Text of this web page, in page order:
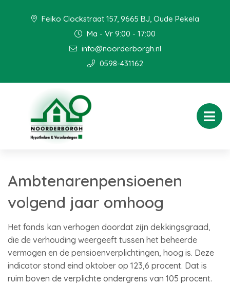
Feiko Clockstraat 157, 9665 BJ, Oude Pekela
Ma - Vr 9:00 - 17:00
info@noorderborgh.nl
0598-431162
Ambtenarenpensioenen
volgend jaar omhoog
Het fonds kan verhogen doordat zijn dekkingsgraad,
die de verhouding weergeeft tussen het beheerde
vermogen en de pensioenverplichtingen, hoog is. Deze
indicator stond eind oktober op 123,6 procent. Dat is
ruim boven de verplichte ondergrens van 105 procent.